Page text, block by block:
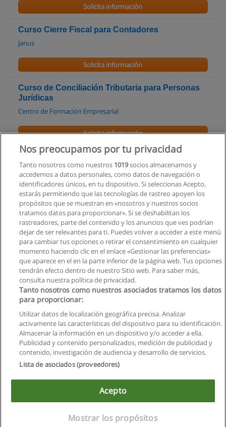
Solicita información
Curso Cierre Fiscal para Contadores
Janus
Solicita información
Curso de Conciliación Tributaria para Personas
Jurídicas
Centro de Formación Empresarial
Solicita información
Curso de Control Presupuestario
Centro de Formación Empresarial
Solicita información
Curso de Gestión de Activos Fijos
Centro de Formación Empresarial
Solicita información
Privacidad de datos
Contactar con Educaedu
Copyright © Educaedu Business S.L. - CIF : B-95610580: -
Nos preocupamos por tu privacidad
Tanto nosotros como nuestros 1019socios almacenamos y
accedemos a datos personales, como datos de navegación o
identificadores únicos, en tu dispositivo. Si seleccionas Acepto,
estarás permitiendo que las tecnologías de rastreo apoyen los
propósitos que se muestran en «nosotros y nuestros socios
tratamos datos para proporcionar». Si se deshabilitan los
rastreadores, parte del contenido y los anuncios que ves podrían
dejar de ser relevantes para ti. Puedes volver a acceder a este menú
para cambiar tus opciones o retirar el consentimiento en cualquier
momento haciendo clic en el enlace «Gestionar las preferencias»
que aparece en el en la parte inferior de la página web. Tus opciones
tendrán efecto dentro de nuestro Sitio web. Para saber más,
consulta nuestra política de privacidad.
Tanto nosotros como nuestros asociados tratamos los datos
para proporcionar:
Utilizar datos de localización geográfica precisa. Analizar
activamente las características del dispositivo para su identificación.
Almacenar la información en un dispositivo y/o acceder a ella.
Publicidad y contenido personalizados, medición de publicidad y
contenido, investigación de audiencia y desarrollo de servicios.
Lista de asociados (proveedores)
Acepto
Mostrar los propósitos